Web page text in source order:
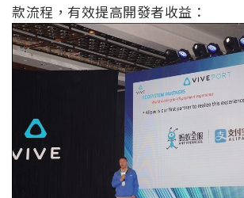
款流程，有效提高開發者收益：